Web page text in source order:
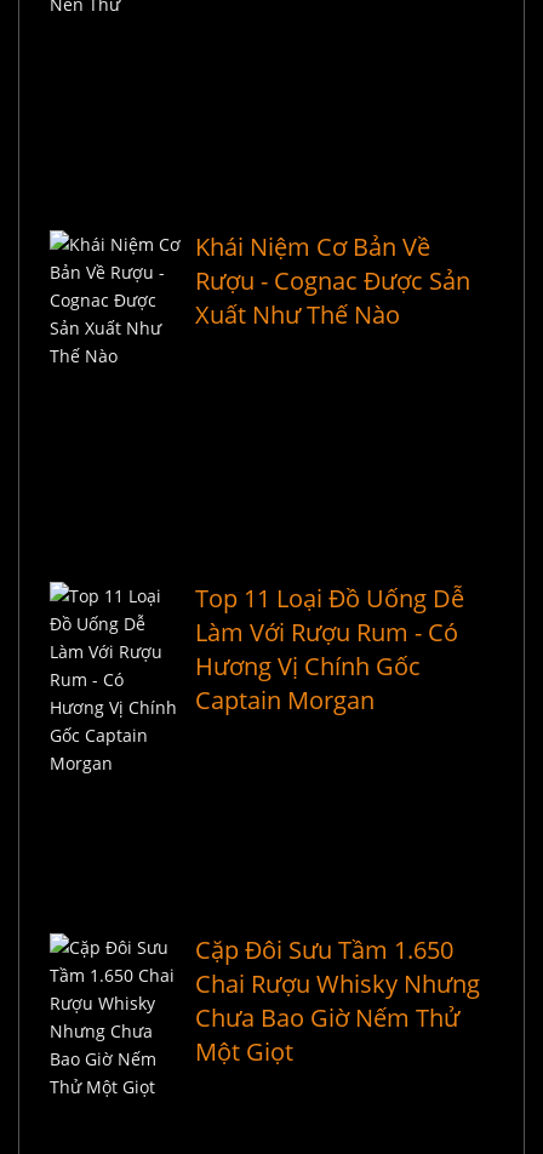
Khái Niệm Cơ Bản Về
Rượu - Cognac Được Sản
Xuất Như Thế Nào
Top 11 Loại Đồ Uống Dễ
Làm Với Rượu Rum - Có
Hương Vị Chính Gốc
Captain Morgan
Cặp Đôi Sưu Tầm 1.650
Chai Rượu Whisky Nhưng
Chưa Bao Giờ Nếm Thử
Một Giọt